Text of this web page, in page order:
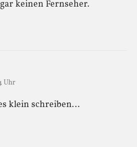
keinen Fernseher.
Uhr
klein schreiben…